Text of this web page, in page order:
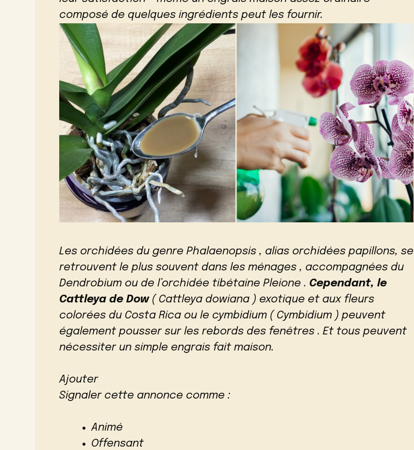
composé de quelques ingrédients peut les fournir.
Les orchidées du genre Phalaenopsis , alias orchidées papillons, se
retrouvent le plus souvent dans les ménages , accompagnées du
Dendrobium ou de l’orchidée tibétaine Pleione . Cependant, le
Cattleya de Dow( Cattleya dowiana ) exotique et aux fleurs
colorées du Costa Rica ou le cymbidium ( Cymbidium ) peuvent
également pousser sur les rebords des fenêtres . Et tous peuvent
nécessiter un simple engrais fait maison.
Ajouter
Signaler cette annonce comme :
Animé
Offensant